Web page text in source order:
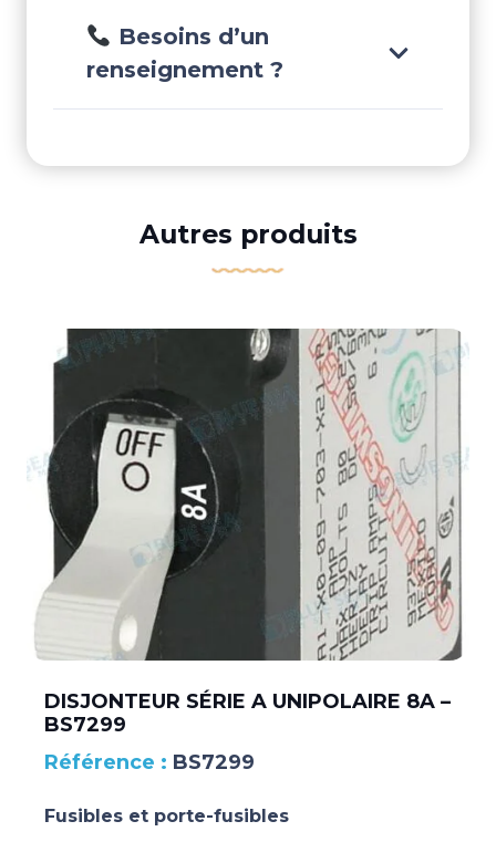
Besoins d’un
renseignement ?
Autres produits
DISJONTEUR SÉRIE A UNIPOLAIRE 8A –
BS7299
BS7299
Fusibles et porte-fusibles